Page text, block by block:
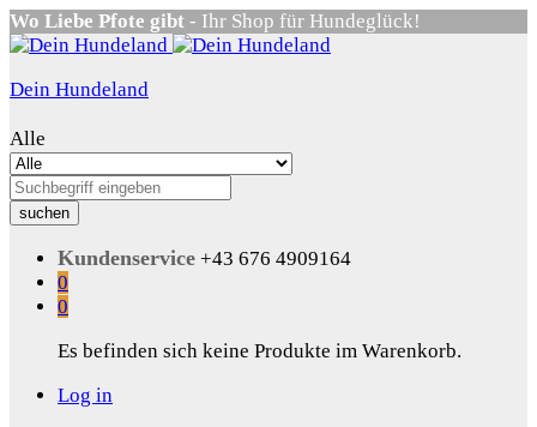
Wo Liebe Pfote gibt - Ihr Shop für Hundeglück!
Dein Hundeland
Alle
suchen
Kundenservice +43 676 4909164
0
0
Es befinden sich keine Produkte im Warenkorb.
Log in